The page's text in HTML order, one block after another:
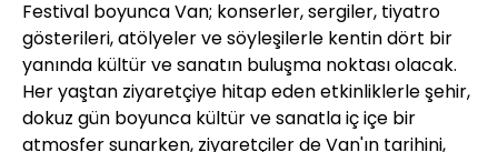
Festival boyunca Van; konserler, sergiler, tiyatro
gösterileri, atölyeler ve söyleşilerle kentin dört bir
yanında kültür ve sanatın buluşma noktası olacak.
Her yaştan ziyaretçiye hitap eden etkinliklerle şehir,
dokuz gün boyunca kültür ve sanatla iç içe bir
atmosfer sunarken, ziyaretçiler de Van'ın tarihini,